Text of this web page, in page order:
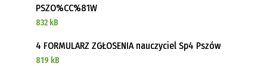
PSZO%CC%81W
832 kB
4 FORMULARZ ZGŁOSENIA nauczyciel Sp4 Pszów
819 kB